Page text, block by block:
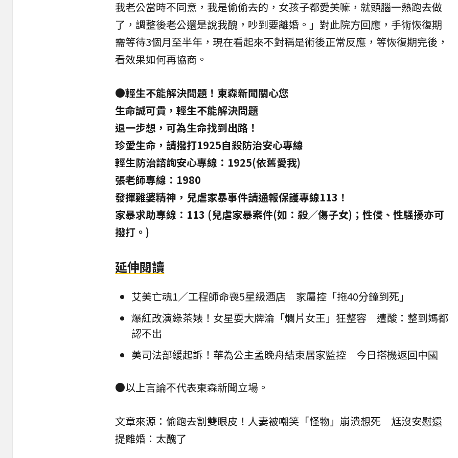
我老公當時不同意，我是偷偷去的，女孩子都愛美嘛，就頭腦一熱跑去做
了，調整後老公還是說我醜，吵到要離婚。」對此院方回應，手術恢復期
需等待3個月至半年，現在看起來不對稱是術後正常反應，等恢復期完後，
看效果如何再協商。
●輕生不能解決問題！東森新聞關心您
生命誠可貴，輕生不能解決問題
退一步想，可為生命找到出路！
珍愛生命，請撥打1925自殺防治安心專線
輕生防治諮詢安心專線：1925(依舊愛我)
張老師專線：1980
發揮雞婆精神，兒虐家暴事件請通報保護專線113！
家暴求助專線：113 (兒虐家暴案件(如：殺／傷子女)；性侵、性騷擾亦可
撥打。)
延伸閱讀
艾美亡魂1／工程師命喪5星級酒店 家屬控「拖40分鐘到死」
爆紅改演綠茶婊！女星耍大牌淪「爛片女王」狂整容 遭酸：整到媽都
認不出
美司法部緩起訴！華為公主孟晚舟結束居家監控 今日搭機返回中國
●以上言論不代表東森新聞立場。
文章來源：偷跑去割雙眼皮！人妻被嘲笑「怪物」崩潰想死 尪沒安慰還
提離婚：太醜了